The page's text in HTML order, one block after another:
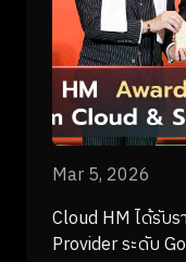
Mar 5, 2026
Cloud HM ได้รับ
Provider ระดับ